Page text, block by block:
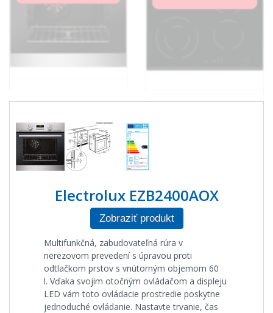
Electrolux EZB2400AOX
Zobraziť produkt
Multifunkčná, zabudovateľná rúra v
nerezovom prevedení s úpravou proti
odtlačkom prstov s vnútorným objemom 60
l. Vďaka svojim otočným ovládačom a displeju
LED vám toto ovládacie prostredie poskytne
jednoduché ovládanie. Nastavte trvanie, čas